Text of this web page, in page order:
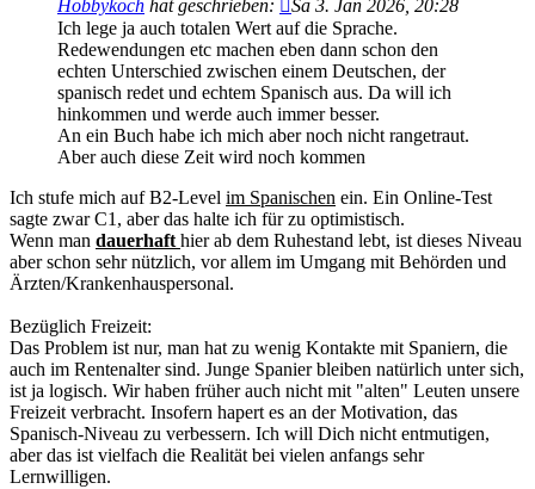
Hobbykoch hat geschrieben:
Sa 3. Jan 2026, 20:28
Ich lege ja auch totalen Wert auf die Sprache.
Redewendungen etc machen eben dann schon den
echten Unterschied zwischen einem Deutschen, der
spanisch redet und echtem Spanisch aus. Da will ich
hinkommen und werde auch immer besser.
An ein Buch habe ich mich aber noch nicht rangetraut.
Aber auch diese Zeit wird noch kommen
Ich stufe mich auf B2-Level im Spanischen ein. Ein Online-Test
sagte zwar C1, aber das halte ich für zu optimistisch.
Wenn man dauerhaft hier ab dem Ruhestand lebt, ist dieses Niveau
aber schon sehr nützlich, vor allem im Umgang mit Behörden und
Ärzten/Krankenhauspersonal.
Bezüglich Freizeit:
Das Problem ist nur, man hat zu wenig Kontakte mit Spaniern, die
auch im Rentenalter sind. Junge Spanier bleiben natürlich unter sich,
ist ja logisch. Wir haben früher auch nicht mit "alten" Leuten unsere
Freizeit verbracht. Insofern hapert es an der Motivation, das
Spanisch-Niveau zu verbessern. Ich will Dich nicht entmutigen,
aber das ist vielfach die Realität bei vielen anfangs sehr
Lernwilligen.